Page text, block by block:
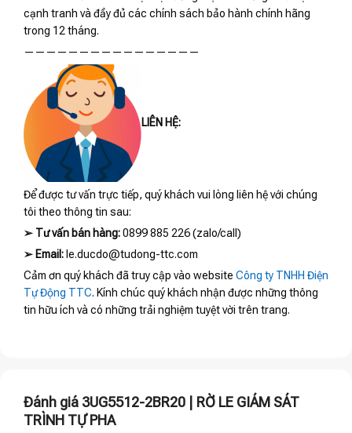
cạnh tranh và đầy đủ các chính sách bảo hành chính hãng
trong 12 tháng.
————————————————
LIÊN HỆ:
Để được tư vấn trực tiếp, quý khách vui lòng liên hệ với chúng
tôi theo thông tin sau:
➢ Tư vấn bán hàng:0899 885 226 (zalo/call)
➢ Email: le.ducdo@tudong-ttc.com
Cảm ơn quý khách đã truy cập vào website Công ty TNHH Điện
Tự Động TTC. Kính chúc quý khách nhận được những thông
tin hữu ích và có những trải nghiệm tuyệt vời trên trang.
Đánh giá 3UG5512-2BR20 | RỜ LE GIÁM SÁT
TRÌNH TỰ PHA